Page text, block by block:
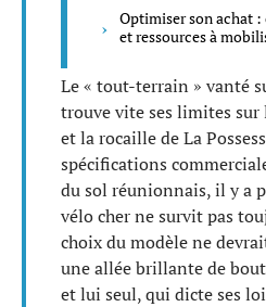
Optimiser son achat
et ressources à
Le « tout-terrain » vanté
trouve vite ses limites sur
et la rocaille de La
spécifications
du sol réunionnais, il y a
vélo cher ne survit pas
choix du modèle ne
une allée brillante de
et lui seul, qui dicte ses